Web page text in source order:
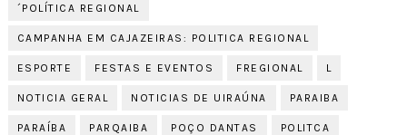
´POLÍTICA REGIONAL
CAMPANHA EM CAJAZEIRAS: POLITICA REGIONAL
ESPORTE FESTAS E EVENTOS FREGIONAL L
NOTICIA GERAL NOTICIAS DE UIRAÚNA PARAIBA
PARAÍBA PARQAIBA POÇO DANTAS POLITCA